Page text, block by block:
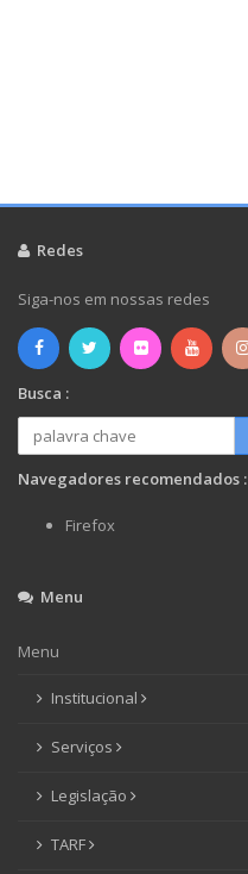
Redes
Siga-nos em nossas redes
Busca :
Navegadores recomendados :
Firefox
Menu
Menu
Institucional
Serviços
Legislação
TARF